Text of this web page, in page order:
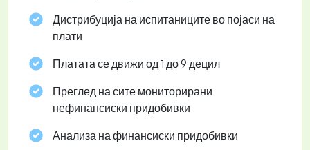
Дистрибуција на испитаниците во појаси на
плати
Платата се движи од 1 до 9 децил
Преглед на сите мониторирани
нефинансиски придобивки
Анализа на финансиски придобивки